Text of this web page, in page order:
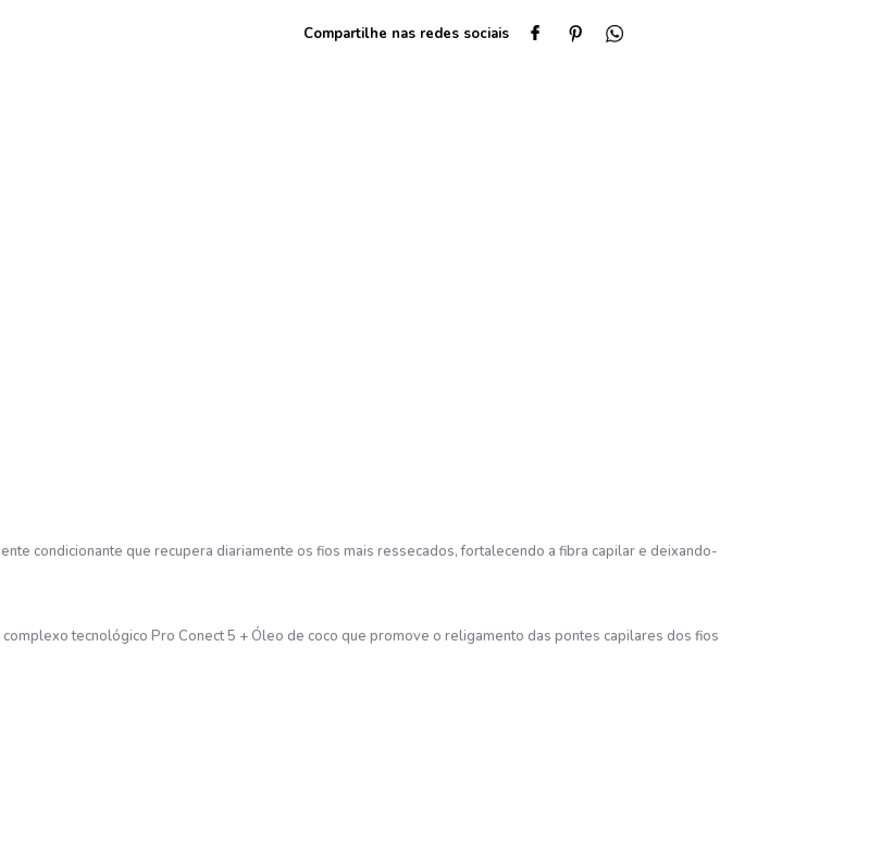
condicionante que recupera diariamente os fios mais ressecados, fortalecendo a fibra capilar e deixando-
tecnológico Pro Conect 5 + Óleo de coco que promove o religamento das pontes capilares dos fios